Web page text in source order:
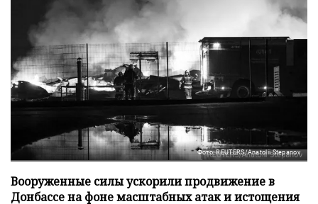
Фото: REUTERS/Anatolii Stepanov
Вооруженные силы ускорили продвижение в
Донбассе на фоне масштабных атак и истощения